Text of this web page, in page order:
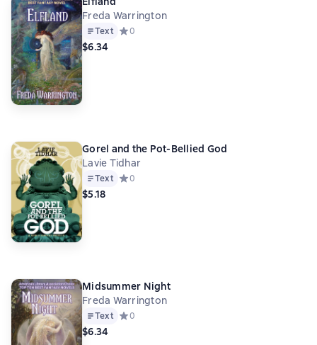
Freda Warrington
Text Средний рейтинг 0 на основе 0 оценок
0
$6.34
Gorel and the Pot-Bellied God
Lavie Tidhar
Text Средний рейтинг 0 на основе 0 оценок
0
$5.18
Midsummer Night
Freda Warrington
Text Средний рейтинг 0 на основе 0 оценок
0
$6.34